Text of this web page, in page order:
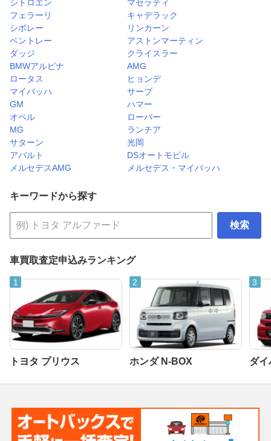
シトロエン
マセラティ
フェラーリ
キャデラック
シボレー
リンカーン
ベントレー
アストンマーティン
ダッジ
クライスラー
BMWアルピナ
AMG
ロータス
ヒョンデ
マイバッハ
サーブ
GM
ハマー
オペル
ローバー
MG
ランチア
サターン
光岡
アバルト
DSオートモビル
メルセデスAMG
メルセデス・マイバッハ
キーワードから探す
検索
車買取査定申込みランキング
トヨタ プリウス ホンダ N-BOX ダイ